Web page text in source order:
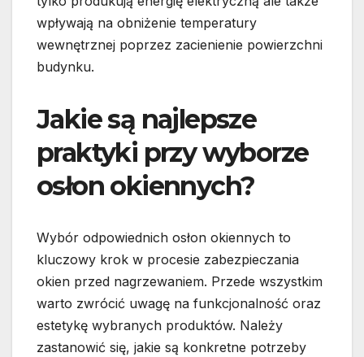
wpływają na obniżenie temperatury
wewnętrznej poprzez zacienienie powierzchni
budynku.
Jakie są najlepsze
praktyki przy wyborze
osłon okiennych?
Wybór odpowiednich osłon okiennych to
kluczowy krok w procesie zabezpieczania
okien przed nagrzewaniem. Przede wszystkim
warto zwrócić uwagę na funkcjonalność oraz
estetykę wybranych produktów. Należy
zastanowić się, jakie są konkretne potrzeby